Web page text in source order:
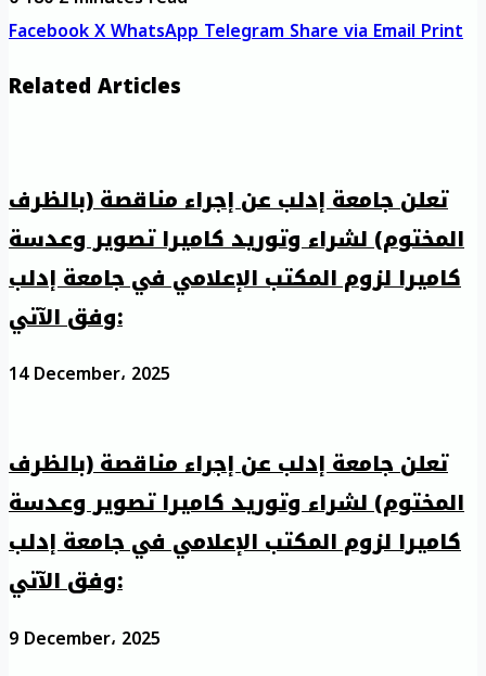
FacebookXWhatsAppTelegramShare via EmailPrint
Related Articles
تعلن جامعة إدلب عن إجراء مناقصة (بالظرف
المختوم) لشراء وتوريد كاميرا تصوير وعدسة
كاميرا لزوم المكتب الإعلامي في جامعة إدلب
وفق الآتي:
14 December، 2025
تعلن جامعة إدلب عن إجراء مناقصة (بالظرف
المختوم) لشراء وتوريد كاميرا تصوير وعدسة
كاميرا لزوم المكتب الإعلامي في جامعة إدلب
وفق الآتي:
9 December، 2025